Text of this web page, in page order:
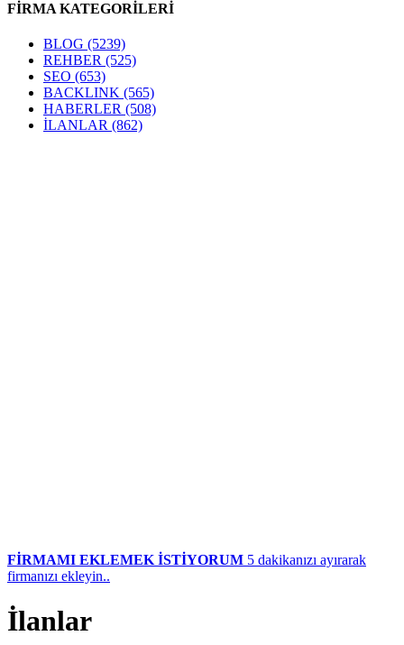
FİRMA KATEGORİLERİ
BLOG (5239)
REHBER (525)
SEO (653)
BACKLINK (565)
HABERLER (508)
İLANLAR (862)
FİRMAMI EKLEMEK İSTİYORUM 5 dakikanızı ayırarak
firmanızı ekleyin..
İlanlar